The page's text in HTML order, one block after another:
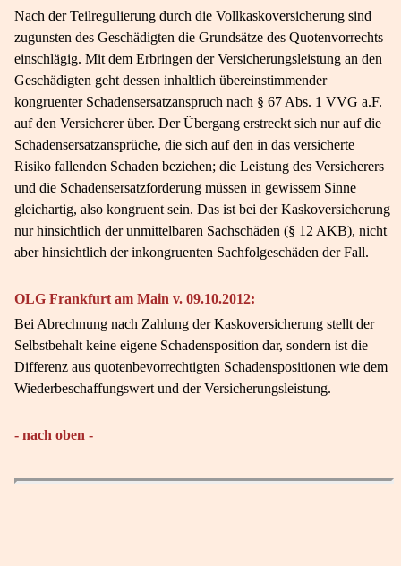
Nach der Teilregulierung durch die Vollkaskoversicherung sind
zugunsten des Geschädigten die Grundsätze des Quotenvorrechts
einschlägig. Mit dem Erbringen der Versicherungsleistung an den
Geschädigten geht dessen inhaltlich übereinstimmender
kongruenter Schadensersatzanspruch nach § 67 Abs. 1 VVG a.F.
auf den Versicherer über. Der Übergang erstreckt sich nur auf die
Schadensersatzansprüche, die sich auf den in das versicherte
Risiko fallenden Schaden beziehen; die Leistung des Versicherers
und die Schadensersatzforderung müssen in gewissem Sinne
gleichartig, also kongruent sein. Das ist bei der Kaskoversicherung
nur hinsichtlich der unmittelbaren Sachschäden (§ 12 AKB), nicht
aber hinsichtlich der inkongruenten Sachfolgeschäden der Fall.
OLG Frankfurt am Main v. 09.10.2012:
Bei Abrechnung nach Zahlung der Kaskoversicherung stellt der
Selbstbehalt keine eigene Schadensposition dar, sondern ist die
Differenz aus quotenbevorrechtigten Schadenspositionen wie dem
Wiederbeschaffungswert und der Versicherungsleistung.
- nach oben -